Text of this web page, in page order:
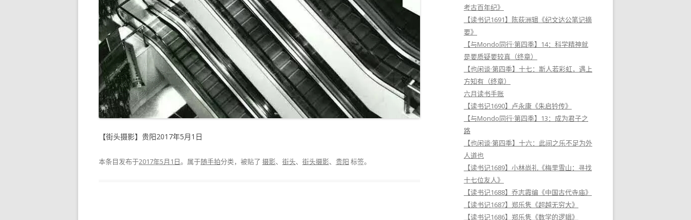
【街头摄影】贵阳2017年5月1日
本条目发布于2017年5月1日。属于随手拍分类，被贴了 摄影、 街头、 街头摄影、 贵阳 标签。
考古百年纪》
【读书记1691】陈荻洲辑《纪文达公笔记摘
要》
【与Mondo同行·第四季】14：科学精神就
是要质疑要较真（终章）
【也闲谈·第四季】十七：斯人若彩虹，遇上
方知有（终章）
六月读书手账
【读书记1690】卢永康《朱启钤传》
【与Mondo同行·第四季】13：成为君子之
路
【也闲谈·第四季】十六：此间之乐不足为外
人道也
【读书记1689】小林尚礼《梅里雪山：寻找
十七位友人》
【读书记1688】乔志霞编《中国古代寺庙》
【读书记1687】郑乐隽《超越无穷大》
【读书记1686】郑乐隽《数学的逻辑》